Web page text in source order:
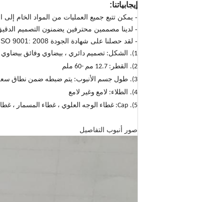
إيجابياتنا:
- يمكن تتبع جميع العمليات من المواد الخام إلى
- لدينا مصممين محترفين يضمنون التصميم
- لقد حصلنا على شهادة الجودة ISO 9001: 2008.
1).
الشكل: تصميم دائري ، بيضاوي وفائق بيضاوي
2).
القطر: 12.7 مم -60 ملم
3).
طول جسم الأنبوب: يتم ضبطه ضمن نطاق سعة
4).
الطلاء: لامع وغير لامع
5).
Cap: غطاء الوجه العلوي ، غطاء المسمار ، غطاء الاكريليك ومختلف القبعات الخاصة.
صور أنبوب التفاصيل